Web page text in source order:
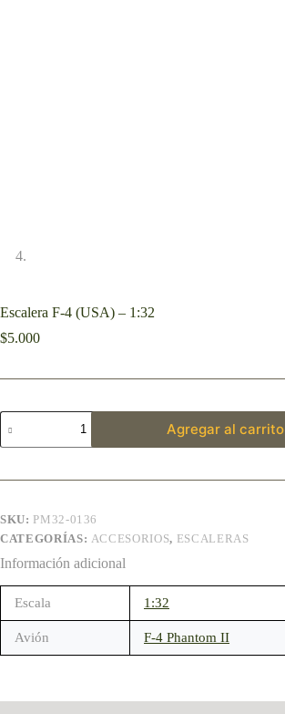
Escalera F-4 (USA) – 1:32
$5.000
Agregar al carrito
SKU: PM32-0136
CATEGORÍAS: ACCESORIOS, ESCALERAS
Información adicional
Escala 1:32
Avión F-4 Phantom II